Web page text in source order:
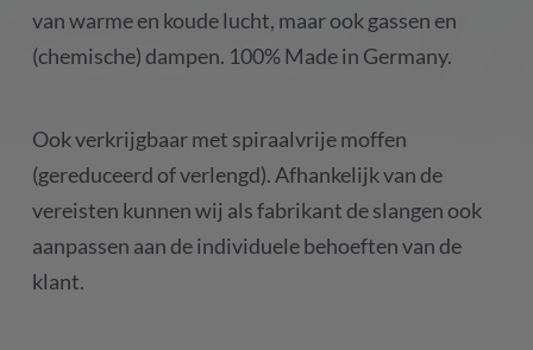
van warme en koude lucht, maar ook gassen en
(chemische) dampen. 100% Made in Germany.
Ook verkrijgbaar met spiraalvrije moffen
(gereduceerd of verlengd). Afhankelijk van de
vereisten kunnen wij als fabrikant de slangen ook
aanpassen aan de individuele behoeften van de
klant.